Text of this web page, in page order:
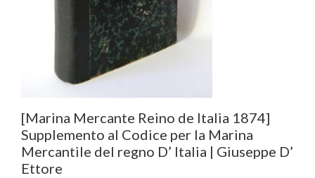
[Marina Mercante Reino de Italia 1874]
Supplemento al Codice per la Marina
Mercantile del regno D’ Italia | Giuseppe D’
Ettore